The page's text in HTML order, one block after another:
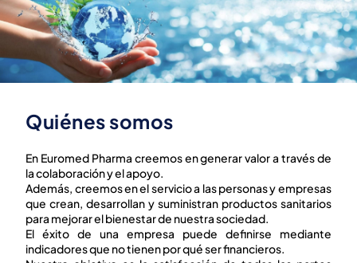
Quiénes somos
En Euromed Pharma creemos en generar valor a través de
la colaboración y el apoyo.
Además, creemos en el servicio a las personas y empresas
que crean, desarrollan y suministran productos sanitarios
para mejorar el bienestar de nuestra sociedad.
El éxito de una empresa puede definirse mediante
indicadores que no tienen por qué ser financieros.